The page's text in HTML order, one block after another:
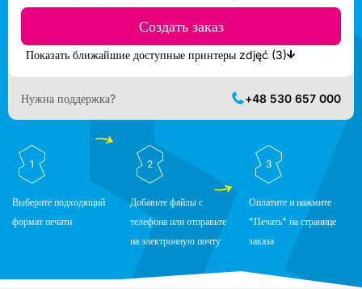
Создать заказ
Показать ближайшие доступные принтеры zdjęć (3)
Нужна поддержка? +48 530 657 000
1
Выберите подходящий
формат печати
2
Добавьте файлы с
телефона или отправьте
на электронную почту
3
Оплатите и нажмите
"Печать" на странице
заказа